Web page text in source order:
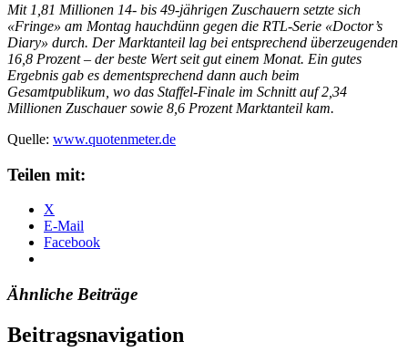
Mit 1,81 Millionen 14- bis 49-jährigen Zuschauern setzte sich
«Fringe» am Montag hauchdünn gegen die RTL-Serie «Doctor’s
Diary» durch. Der Marktanteil lag bei entsprechend überzeugenden
16,8 Prozent – der beste Wert seit gut einem Monat. Ein gutes
Ergebnis gab es dementsprechend dann auch beim
Gesamtpublikum, wo das Staffel-Finale im Schnitt auf 2,34
Millionen Zuschauer sowie 8,6 Prozent Marktanteil kam.
Quelle: www.quotenmeter.de
Teilen mit:
X
E-Mail
Facebook
Ähnliche Beiträge
Beitragsnavigation